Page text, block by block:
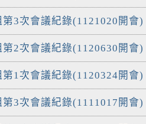
3次會議紀錄(1121020開會)
2次會議紀錄(1120630開會)
1次會議紀錄(1120324開會)
3次會議紀錄(1111017開會)